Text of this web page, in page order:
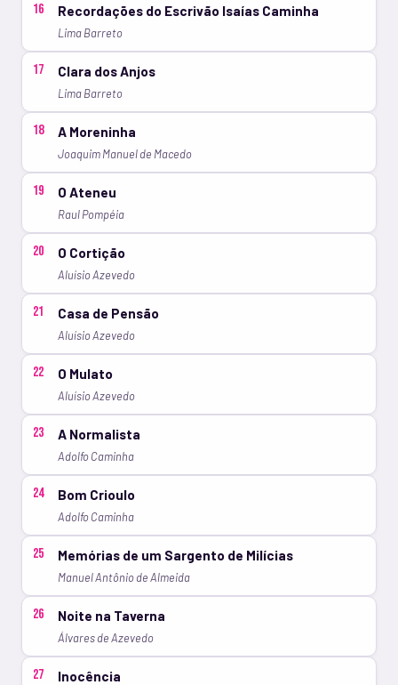
16 Recordações do Escrivão Isaías Caminha
Lima Barreto
17 Clara dos Anjos
Lima Barreto
18 A Moreninha
Joaquim Manuel de Macedo
19 O Ateneu
Raul Pompéia
20 O Cortição
Aluísio Azevedo
21 Casa de Pensão
Aluísio Azevedo
22 O Mulato
Aluísio Azevedo
23 A Normalista
Adolfo Caminha
24 Bom Crioulo
Adolfo Caminha
25 Memórias de um Sargento de Milícias
Manuel Antônio de Almeida
26 Noite na Taverna
Álvares de Azevedo
27 Inocência